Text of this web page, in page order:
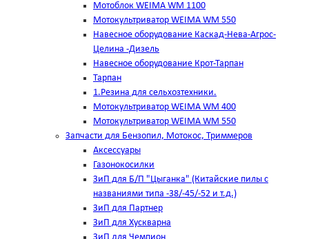
Мотоблок WEIMA WM 1100
Мотокультриватор WEIMA WM 550
Навесное оборудование Каскад-Нева-Агрос-
Целина -Дизель
Навесное оборудование Крот-Тарпан
Тарпан
1.Резина для сельхозтехники.
Мотокультриватор WEIMA WM 400
Мотокультриватор WEIMA WM 550
Запчасти для Бензопил, Мотокос, Триммеров
Аксессуары
Газонокосилки
ЗиП для Б/П "Цыганка" (Китайские пилы с
названиями типа -38/-45/-52 и т.д.)
ЗиП для Партнер
ЗиП для Хускварна